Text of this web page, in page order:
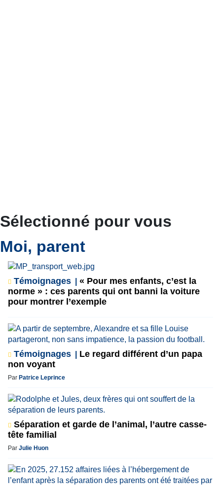
Sélectionné pour vous
Moi, parent
Témoignages
« Pour mes enfants, c’est la
norme » : ces parents qui ont banni la voiture
pour montrer l’exemple
Témoignages
Le regard différent d’un papa
non voyant
Par Patrice Leprince
Séparation et garde de l’animal, l’autre casse-
tête familial
Par Julie Huon